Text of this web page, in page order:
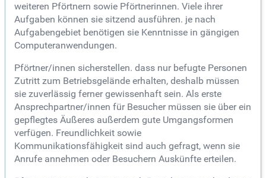
weiteren Pförtnern sowie Pförtnerinnen. Viele ihrer
Aufgaben können sie sitzend ausführen. je nach
Aufgabengebiet benötigen sie Kenntnisse in gängigen
Computeranwendungen.
Pförtner/innen sicherstellen. dass nur befugte Personen
Zutritt zum Betriebsgelände erhalten, deshalb müssen
sie zuverlässig ferner gewissenhaft sein. Als erste
Ansprechpartner/innen für Besucher müssen sie über ein
gepflegtes Äußeres außerdem gute Umgangsformen
verfügen. Freundlichkeit sowie
Kommunikationsfähigkeit sind auch gefragt, wenn sie
Anrufe annehmen oder Besuchern Auskünfte erteilen.